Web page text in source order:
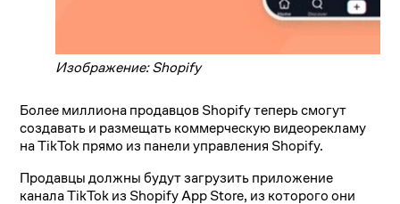
Изображение: Shopify
Более миллиона продавцов Shopify теперь смогут
создавать и размещать коммерческую видеорекламу
на TikTok прямо из панели управления Shopify.
Продавцы должны будут загрузить приложение
канала TikTok из Shopify App Store, из которого они